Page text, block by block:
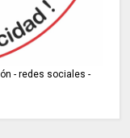
- redes sociales -